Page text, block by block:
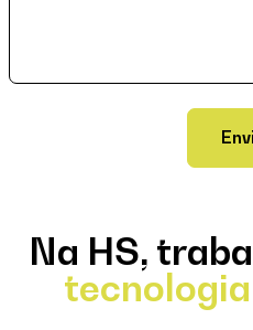
Na HS,